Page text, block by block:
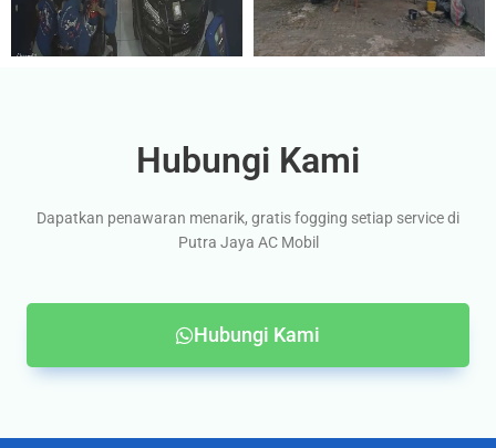
Hubungi Kami
Dapatkan penawaran menarik, gratis fogging setiap service di
Putra Jaya AC Mobil
Hubungi Kami